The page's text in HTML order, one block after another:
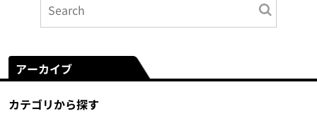
アーカイブ
カテゴリから探す